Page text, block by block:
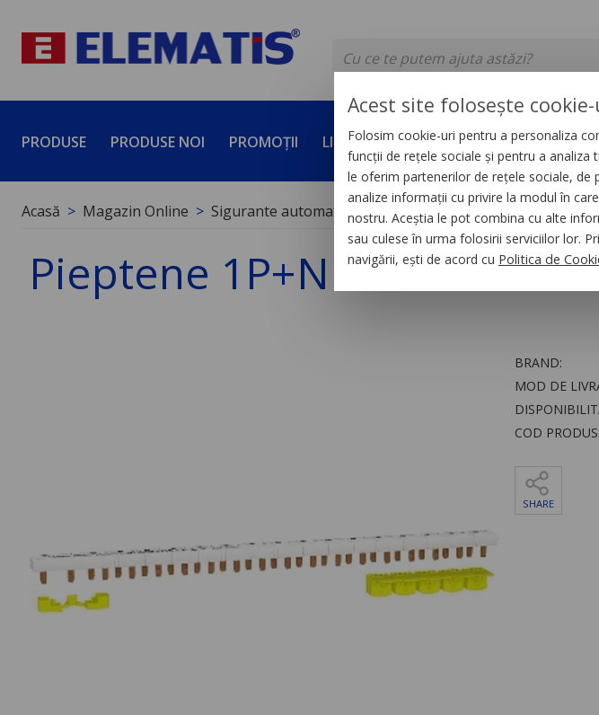
PRODUSE PRODUSE NOI PROMOȚII LICHIDĂRI DE STOC SERVICII
Acasă Magazin Online Sigurante automate Accesorii
Pieptene 1P+N 18 module
BRAND:
MOD DE
COD PRODUS:
SHARE
Acest site folosește
Folosim cookie-uri pentru a personaliza
funcții de rețele sociale și pentru a analiza
le oferim partenerilor de rețele sociale, de
analize informații cu privire la modul în
nostru. Aceștia le pot combina cu alte
sau culese în urma folosirii serviciilor lor.
navigării, ești de acord cu Politica de